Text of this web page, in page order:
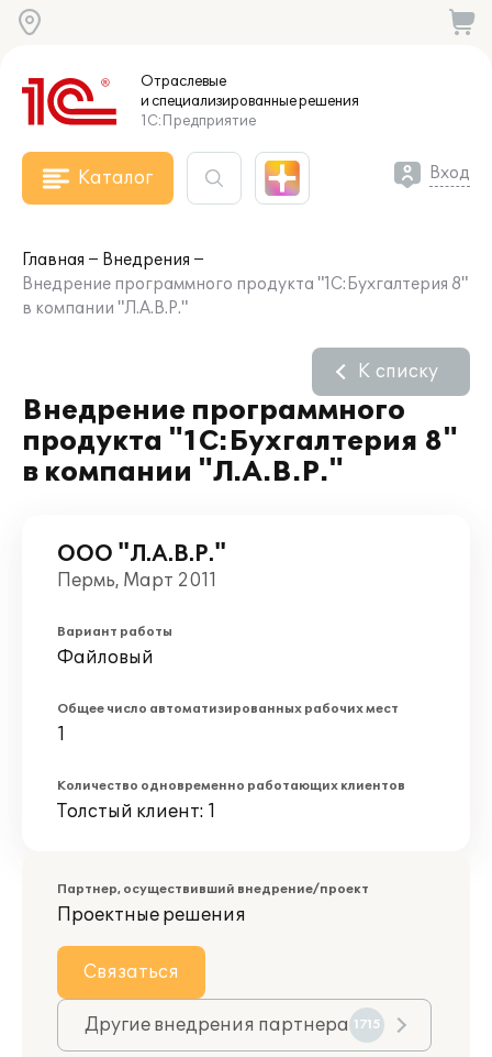
Отраслевые
и специализированныерешения
1С:Предприятие
Каталог Вход
Главная
Внедрения
Внедрение программного продукта "1С:Бухгалтерия 8"
в компании "Л.А.В.Р."
Внедрение программного
продукта "1С:Бухгалтерия 8"
в компании "Л.А.В.Р."
К списку
ООО "Л.А.В.Р."
Пермь, Март 2011
Вариант работы
Файловый
Общее число автоматизированных рабочих мест
1
Количество одновременно работающих клиентов
Толстый клиент: 1
Партнер, осуществивший внедрение/проект
Проектные решения
Связаться
Другие внедрения партнера 1715